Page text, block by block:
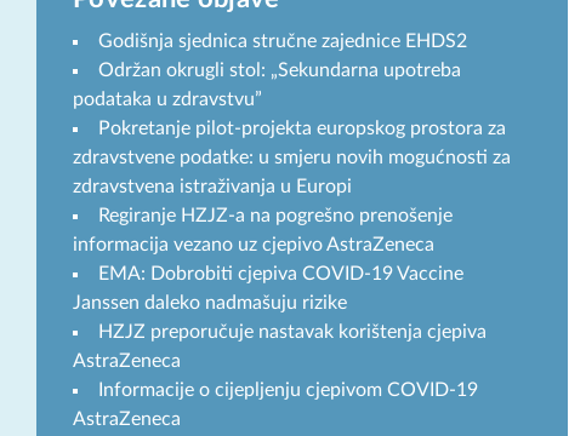
Godišnja sjednica stručne zajednice EHDS2
Održan okrugli stol: „Sekundarna upotreba
podataka u zdravstvu”
Pokretanje pilot-projekta europskog prostora za
zdravstvene podatke: u smjeru novih mogućnosti za
zdravstvena istraživanja u Europi
Regiranje HZJZ-a na pogrešno prenošenje
informacija vezano uz cjepivo AstraZeneca
EMA: Dobrobiti cjepiva COVID-19 Vaccine
Janssen daleko nadmašuju rizike
HZJZ preporučuje nastavak korištenja cjepiva
AstraZeneca
Informacije o cijepljenju cjepivom COVID-19
AstraZeneca